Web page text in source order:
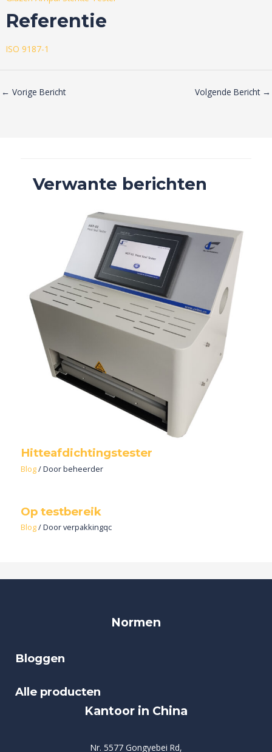
Referentie
ISO 9187-1
← Vorige Bericht Volgende Bericht →
Verwante berichten
Hitteafdichtingstester
Blog/ Doorbeheerder
Op testbereik
Blog/ Doorverpakkingqc
Normen
Bloggen
Alle producten
Kantoor in China
Nr. 5577 Gongyebei Rd,